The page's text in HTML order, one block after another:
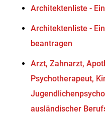
Architektenliste -
Architektenliste -
beantragen
Arzt, Zahnarzt,
Psychotherapeut,
ausländischer